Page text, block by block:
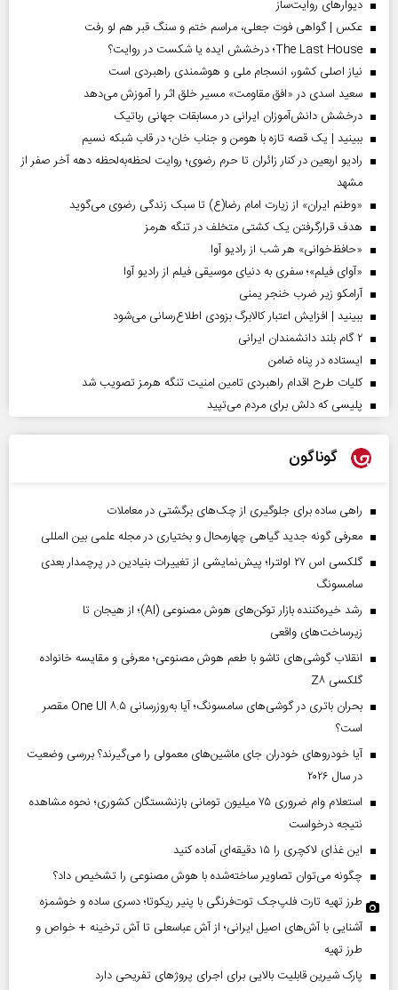
دیوارهای روایت‌ساز
عکس | گواهی فوت جعلی، مراسم ختم و سنگ قبر هم لو رفت
The Last House؛ درخشش ایده یا شکست در روایت؟
نیاز اصلی کشور، انسجام ملی و هوشمندی راهبردی است
سعید اسدی در «افق مقاومت» مسیر خلق اثر را آموزش می‌دهد
درخشش دانش‌آموزان ایرانی در مسابقات جهانی رباتیک
ببینید | یک قصه تازه با هومن و جناب‌ خان؛ در قاب شبکه نسیم
رادیو اربعین در کنار زائران تا حرم رضوی؛ روایت لحظه‌به‌لحظه دهه آخر صفر از
مشهد
«وطنم ایران» از زیارت امام رضا(ع) تا سبک زندگی رضوی می‌گوید
هدف قرارگرفتن یک کشتی متخلف در تنگه هرمز
«حافظ‌خوانی» هر شب از رادیو آوا
«آوای فیلم»؛ سفری به دنیای موسیقی فیلم از رادیو آوا
آرامکو زیر ضرب خنجر یمنی
ببینید | افزایش اعتبار کالابرگ بزودی اطلاع‌رسانی می‌شود
۲ گام بلند دانشمندان ایرانی
ایستاده در پناه ضامن
کلیات طرح اقدام راهبردی تامین امنیت تنگه هرمز تصویب شد
پلیسی که دلش برای مردم می‌تپید
گوناگون
راهی ساده برای جلوگیری از چک‌های برگشتی در معاملات
معرفی گونه جدید گیاهی چهارمحال و بختیاری در مجله علمی بین المللی
گلکسی اس ۲۷ اولترا؛ پیش‌نمایشی از تغییرات بنیادین در پرچمدار بعدی
سامسونگ
رشد خیره‌کننده بازار توکن‌های هوش مصنوعی (AI)؛ از هیجان تا
زیرساخت‌های واقعی
انقلاب گوشی‌های تاشو‌ با طعم هوش مصنوعی؛ معرفی و مقایسه خانواده
گلکسی Z۸
بحران باتری در گوشی‌های سامسونگ؛ آیا به‌روزرسانی One UI ۸.۵ مقصر
است؟
آیا خودروهای خودران جای ماشین‌های معمولی را می‌گیرند؟ بررسی وضعیت
در سال ۲۰۲۶
استعلام وام ضروری ۷۵ میلیون تومانی بازنشستگان کشوری؛ نحوه مشاهده
نتیجه درخواست
این غذای لاکچری را ۱۵ دقیقه‌ای آماده کنید
چگونه می‌توان تصاویر ساخته‌شده با هوش مصنوعی را تشخیص داد؟
طرز تهیه تارت فلپ‌جک توت‌فرنگی با پنیر ریکوتا؛ دسری ساده و خوشمزه
آشنایی با آش‌های اصیل ایرانی؛ از آش عباسعلی تا آش ترخینه + خواص و
طرز تهیه
پارک شیرین قابلیت‌ بالایی برای اجرای پروژهای تفریحی دارد